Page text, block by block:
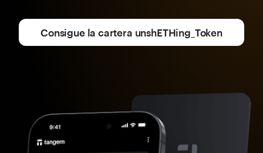
Consigue la cartera unshETHing_Token